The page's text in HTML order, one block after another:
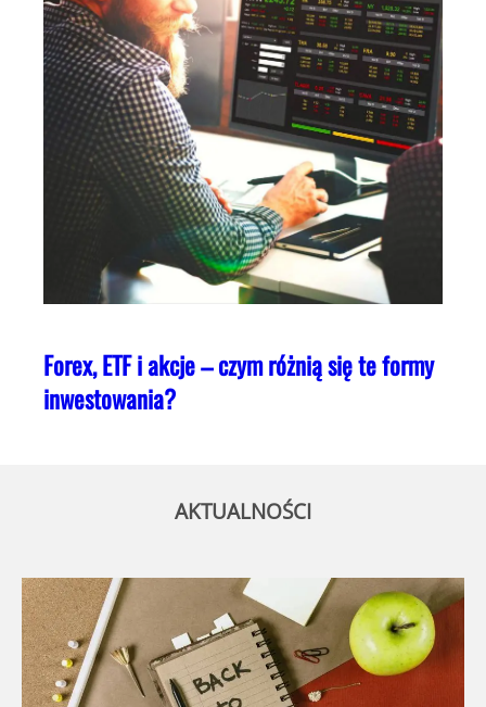
Forex, ETF i akcje – czym różnią się te formy
inwestowania?
AKTUALNOŚCI